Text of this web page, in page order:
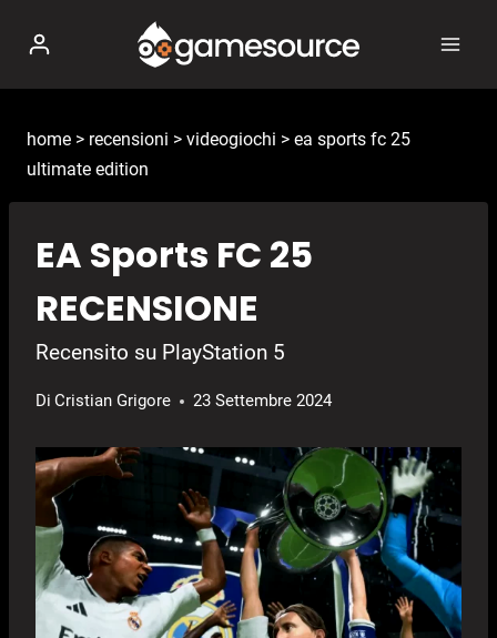
contenuto
home > recensioni > videogiochi > ea sports fc 25
ultimate edition
EA Sports FC 25
RECENSIONE
Recensito su PlayStation 5
Di Cristian Grigore 23 Settembre 2024